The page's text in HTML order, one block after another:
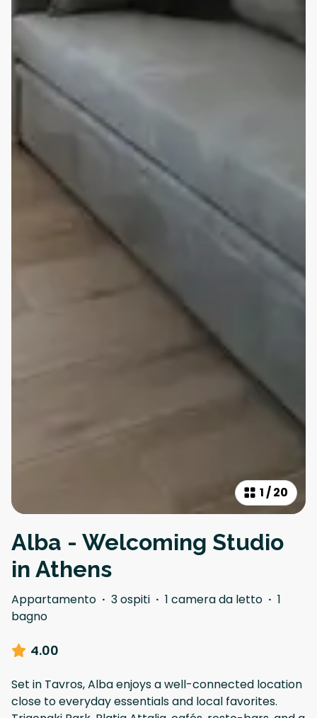
1 /20
Alba - Welcoming Studio
in Athens
Appartamento · 3 ospiti · 1 camera da letto · 1
bagno
4.00
Set in Tavros, Alba enjoys a well-connected location
close to everyday essentials and local favorites.